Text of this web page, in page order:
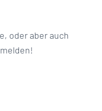
oder aber auch